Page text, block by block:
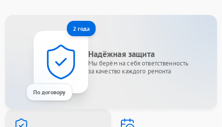
2 года
По договору
Надёжная защита
Мы берём на себя ответственность
за качество каждого ремонта